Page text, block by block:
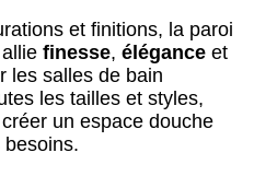
et finitions, la paroi
allie finesse, élégance et
les salles de bain
les tailles et styles,
un espace douche